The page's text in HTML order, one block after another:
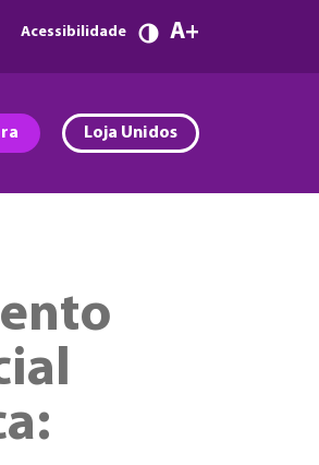
Acessibilidade A
Loja Unidos